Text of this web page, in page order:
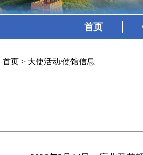
首页
首页 > 大使活动/使馆信息